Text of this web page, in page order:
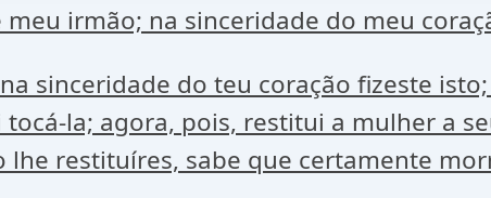
meu irmão; na sinceridade do meu
sinceridade do teu coração fizeste
la; agora, pois, restitui a mulher a
lhe restituíres, sabe que certamente